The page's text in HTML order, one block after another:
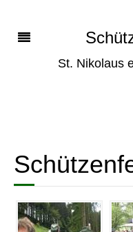
St. Nikolaus